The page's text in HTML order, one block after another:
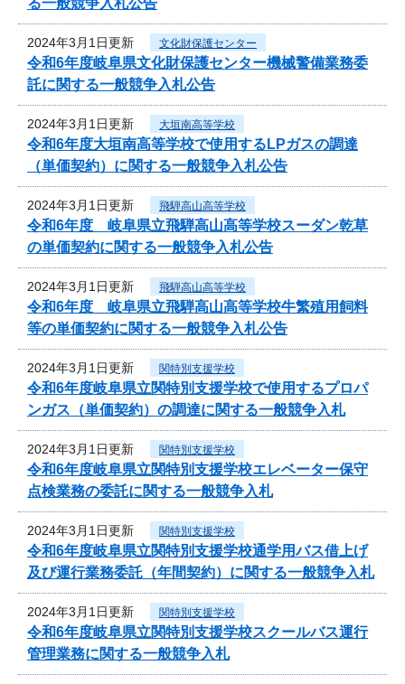
2024年3月1日更新 文化財保護センター
令和6年度岐阜県文化財保護センター機械警備業務委
託に関する一般競争入札公告
2024年3月1日更新 大垣南高等学校
令和6年度大垣南高等学校で使用するLPガスの調達
（単価契約）に関する一般競争入札公告
2024年3月1日更新 飛騨高山高等学校
令和6年度 岐阜県立飛騨高山高等学校スーダン乾草
の単価契約に関する一般競争入札公告
2024年3月1日更新 飛騨高山高等学校
令和6年度 岐阜県立飛騨高山高等学校牛繁殖用飼料
等の単価契約に関する一般競争入札公告
2024年3月1日更新 関特別支援学校
令和6年度岐阜県立関特別支援学校で使用するプロパ
ンガス（単価契約）の調達に関する一般競争入札
2024年3月1日更新 関特別支援学校
令和6年度岐阜県立関特別支援学校エレベーター保守
点検業務の委託に関する一般競争入札
2024年3月1日更新 関特別支援学校
令和6年度岐阜県立関特別支援学校通学用バス借上げ
及び運行業務委託（年間契約）に関する一般競争入札
2024年3月1日更新 関特別支援学校
令和6年度岐阜県立関特別支援学校スクールバス運行
管理業務に関する一般競争入札